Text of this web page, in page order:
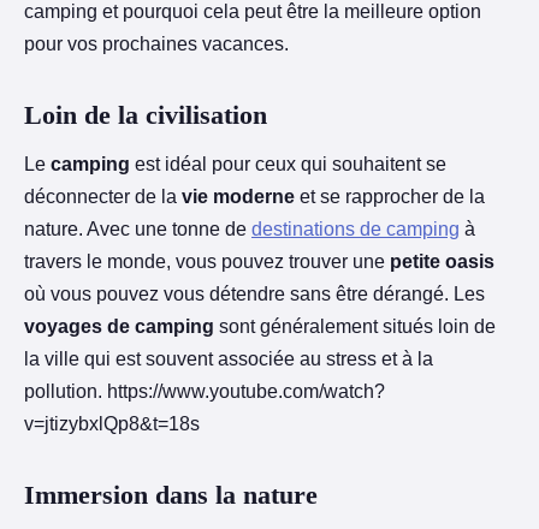
camping et pourquoi cela peut être la meilleure option
pour vos prochaines vacances.
Loin de la civilisation
Le camping est idéal pour ceux qui souhaitent se
déconnecter de la vie moderne et se rapprocher de la
nature. Avec une tonne de destinations de camping à
travers le monde, vous pouvez trouver une petite oasis
où vous pouvez vous détendre sans être dérangé. Les
voyages de camping sont généralement situés loin de
la ville qui est souvent associée au stress et à la
pollution. https://www.youtube.com/watch?
v=jtizybxlQp8&t=18s
Immersion dans la nature